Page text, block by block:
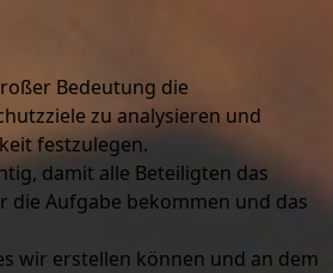
Bedeutung die
zu analysieren und
festzulegen.
damit alle Beteiligten das
die Aufgabe bekommen und das
wir erstellen können und an dem